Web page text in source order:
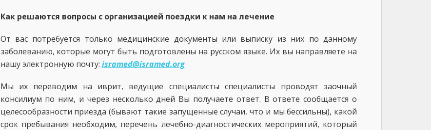
Как решаются вопросы с организацией поездки к нам на лечение
От вас потребуется только медицинские документы или выписку из них по данному
заболеванию, которые могут быть подготовлены на русском языке. Их вы направляете на
нашу электронную почту: isramed@isramed.org
Мы их переводим на иврит, ведущие специалисты специалисты проводят заочный
консилиум по ним, и через несколько дней Вы получаете ответ. В ответе сообщается о
целесообразности приезда (бывают такие запущенные случаи, что и мы бессильны), какой
срок пребывания необходим, перечень лечебно-диагностических мероприятий, который